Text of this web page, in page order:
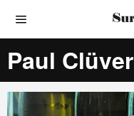
Paul Clüver